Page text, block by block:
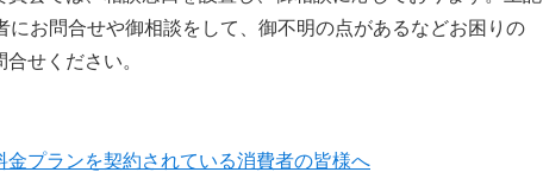
にお問合せや御相談をして、御不明の点があるなどお困りの
せください。
金プランを契約されている消費者の皆様へ